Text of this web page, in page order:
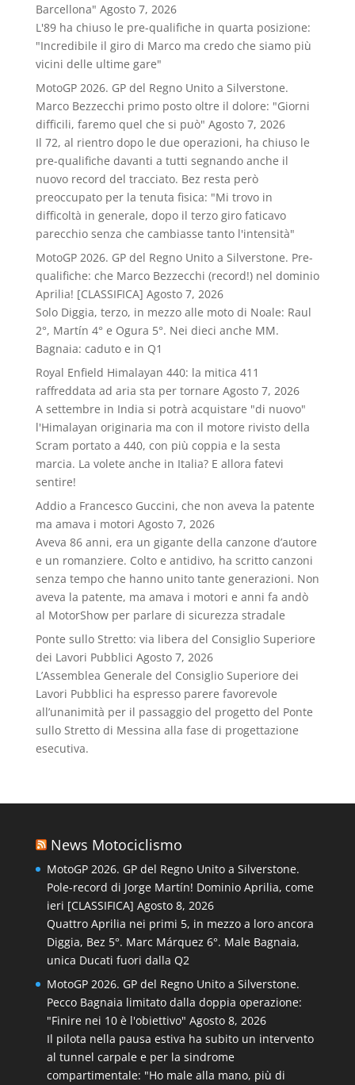
Barcellona" Agosto 7, 2026
L'89 ha chiuso le pre-qualifiche in quarta posizione:
"Incredibile il giro di Marco ma credo che siamo più
vicini delle ultime gare"
MotoGP 2026. GP del Regno Unito a Silverstone.
Marco Bezzecchi primo posto oltre il dolore: "Giorni
difficili, faremo quel che si può" Agosto 7, 2026
Il 72, al rientro dopo le due operazioni, ha chiuso le
pre-qualifiche davanti a tutti segnando anche il
nuovo record del tracciato. Bez resta però
preoccupato per la tenuta fisica: "Mi trovo in
difficoltà in generale, dopo il terzo giro faticavo
parecchio senza che cambiasse tanto l'intensità"
MotoGP 2026. GP del Regno Unito a Silverstone. Pre-
qualifiche: che Marco Bezzecchi (record!) nel dominio
Aprilia! [CLASSIFICA] Agosto 7, 2026
Solo Diggia, terzo, in mezzo alle moto di Noale: Raul
2°, Martín 4° e Ogura 5°. Nei dieci anche MM.
Bagnaia: caduto e in Q1
Royal Enfield Himalayan 440: la mitica 411
raffreddata ad aria sta per tornare Agosto 7, 2026
A settembre in India si potrà acquistare "di nuovo"
l'Himalayan originaria ma con il motore rivisto della
Scram portato a 440, con più coppia e la sesta
marcia. La volete anche in Italia? E allora fatevi
sentire!
Addio a Francesco Guccini, che non aveva la patente
ma amava i motori Agosto 7, 2026
Aveva 86 anni, era un gigante della canzone d’autore
e un romanziere. Colto e antidivo, ha scritto canzoni
senza tempo che hanno unito tante generazioni. Non
aveva la patente, ma amava i motori e anni fa andò
al MotorShow per parlare di sicurezza stradale
Ponte sullo Stretto: via libera del Consiglio Superiore
dei Lavori Pubblici Agosto 7, 2026
L’Assemblea Generale del Consiglio Superiore dei
Lavori Pubblici ha espresso parere favorevole
all’unanimità per il passaggio del progetto del Ponte
sullo Stretto di Messina alla fase di progettazione
esecutiva.
News Motociclismo
MotoGP 2026. GP del Regno Unito a Silverstone.
Pole-record di Jorge Martín! Dominio Aprilia, come
ieri [CLASSIFICA] Agosto 8, 2026
Quattro Aprilia nei primi 5, in mezzo a loro ancora
Diggia, Bez 5°. Marc Márquez 6°. Male Bagnaia,
unica Ducati fuori dalla Q2
MotoGP 2026. GP del Regno Unito a Silverstone.
Pecco Bagnaia limitato dalla doppia operazione:
"Finire nei 10 è l'obiettivo" Agosto 8, 2026
Il pilota nella pausa estiva ha subito un intervento
al tunnel carpale e per la sindrome
compartimentale: "Ho male alla mano, più di